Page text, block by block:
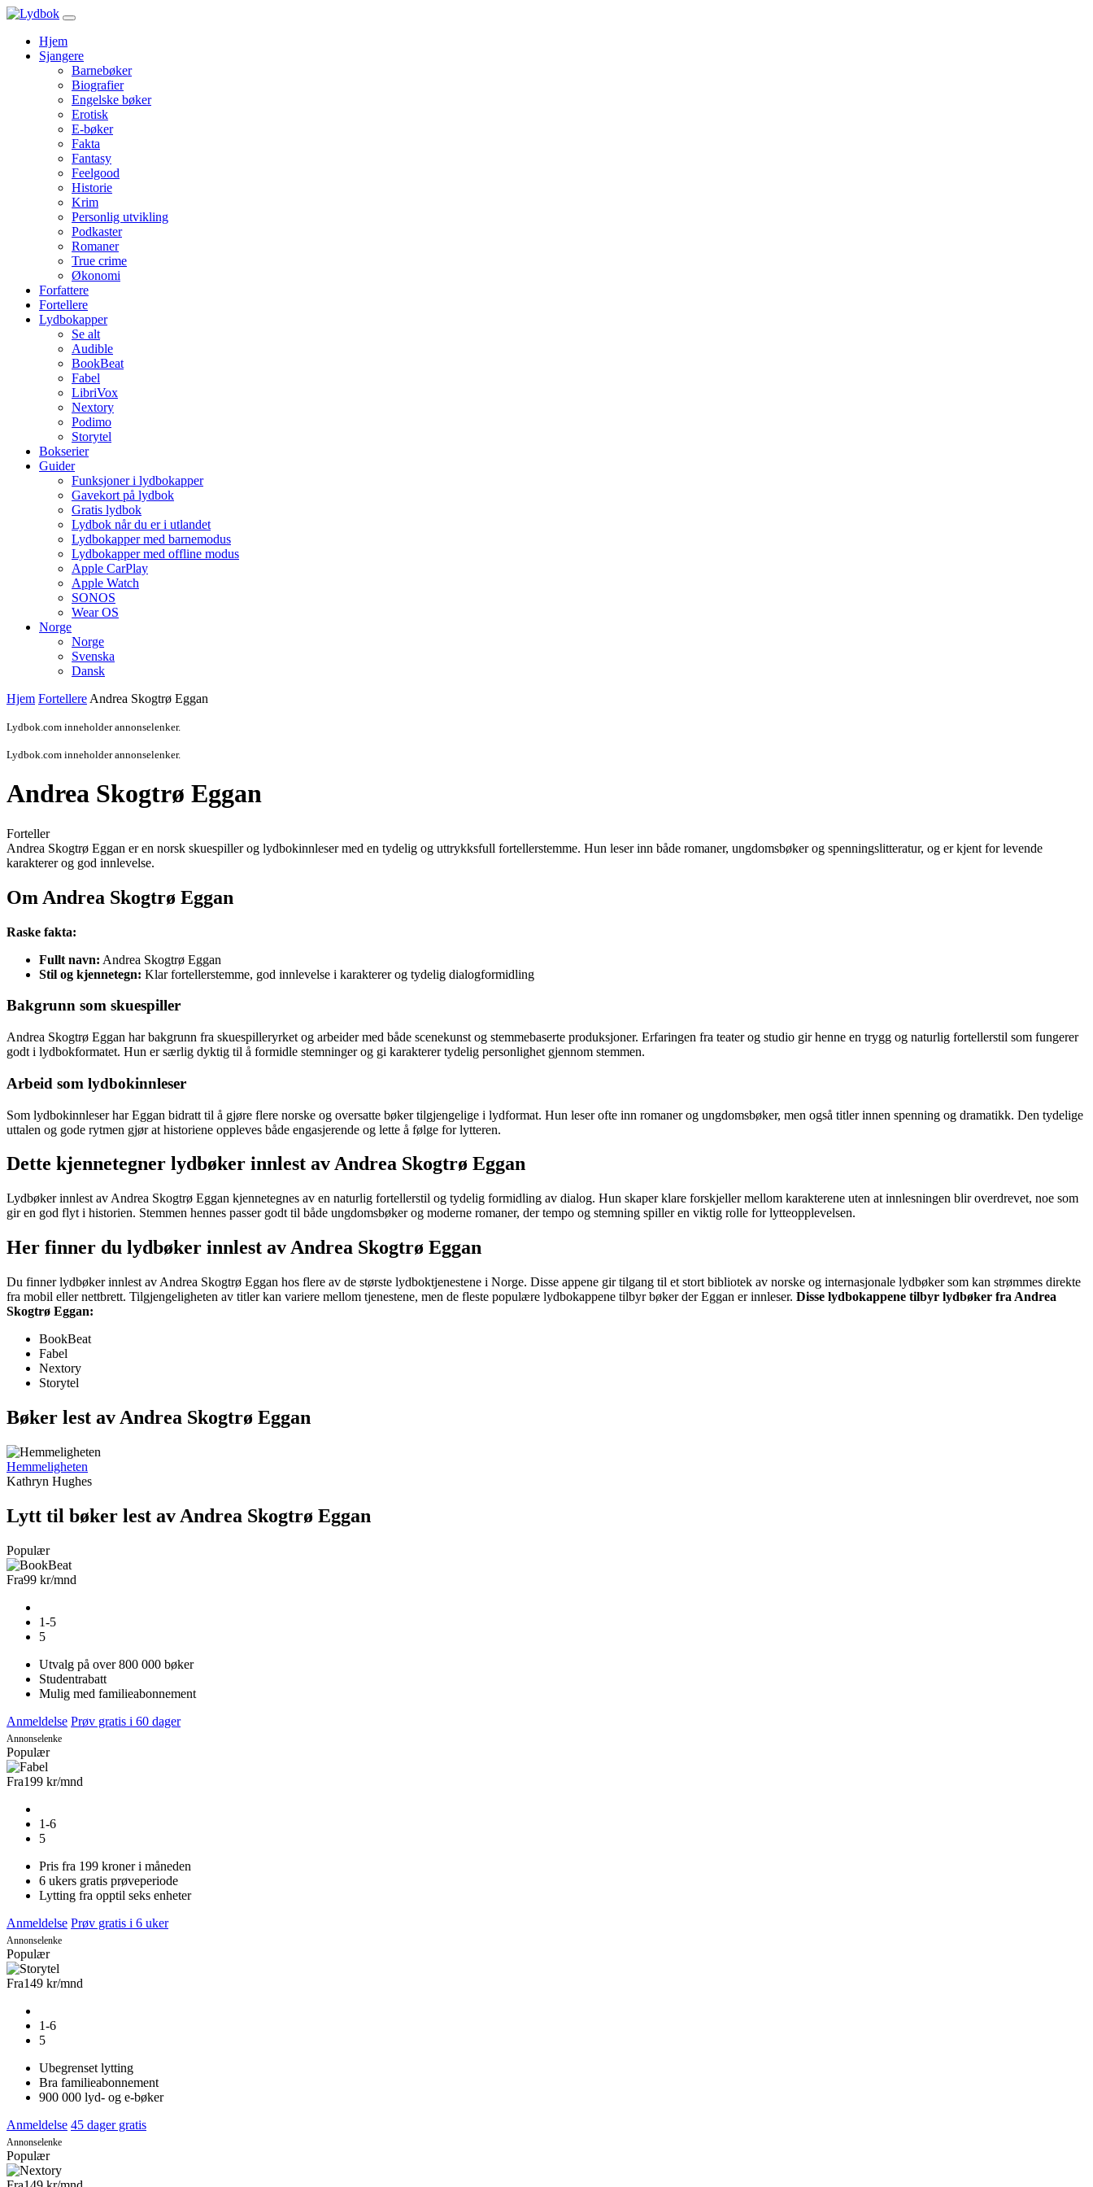
Hjem
Sjangere
Barnebøker
Biografier
Engelske bøker
Erotisk
E-bøker
Fakta
Fantasy
Feelgood
Historie
Krim
Personlig utvikling
Podkaster
Romaner
True crime
Økonomi
Forfattere
Fortellere
Lydbokapper
Se alt
Audible
BookBeat
Fabel
LibriVox
Nextory
Podimo
Storytel
Bokserier
Guider
Funksjoner i lydbokapper
Gavekort på lydbok
Gratis lydbok
Lydbok når du er i utlandet
Lydbokapper med barnemodus
Lydbokapper med offline modus
Apple CarPlay
Apple Watch
SONOS
Wear OS
Norge
Norge
Svenska
Dansk
Hjem Fortellere Andrea Skogtrø Eggan
Lydbok.com inneholder annonselenker.
Lydbok.com inneholder annonselenker.
Andrea Skogtrø Eggan
Forteller
Andrea Skogtrø Eggan er en norsk skuespiller og lydbokinnleser med en tydelig og uttrykksfull fortellerstemme. Hun leser inn både romaner, ungdomsbøker og spenningslitteratur, og er kjent for levende
karakterer og god innlevelse.
Om Andrea Skogtrø Eggan
Raske fakta:
Fullt navn: Andrea Skogtrø Eggan
Stil og kjennetegn: Klar fortellerstemme, god innlevelse i karakterer og tydelig dialogformidling
Bakgrunn som skuespiller
Andrea Skogtrø Eggan har bakgrunn fra skuespilleryrket og arbeider med både scenekunst og stemmebaserte produksjoner. Erfaringen fra teater og studio gir henne en trygg og naturlig fortellerstil som fungerer
godt i lydbokformatet. Hun er særlig dyktig til å formidle stemninger og gi karakterer tydelig personlighet gjennom stemmen.
Arbeid som lydbokinnleser
Som lydbokinnleser har Eggan bidratt til å gjøre flere norske og oversatte bøker tilgjengelige i lydformat. Hun leser ofte inn romaner og ungdomsbøker, men også titler innen spenning og dramatikk. Den tydelige
uttalen og gode rytmen gjør at historiene oppleves både engasjerende og lette å følge for lytteren.
Dette kjennetegner lydbøker innlest av Andrea Skogtrø Eggan
Lydbøker innlest av Andrea Skogtrø Eggan kjennetegnes av en naturlig fortellerstil og tydelig formidling av dialog. Hun skaper klare forskjeller mellom karakterene uten at innlesningen blir overdrevet, noe som
gir en god flyt i historien. Stemmen hennes passer godt til både ungdomsbøker og moderne romaner, der tempo og stemning spiller en viktig rolle for lytteopplevelsen.
Her finner du lydbøker innlest av Andrea Skogtrø Eggan
Du finner lydbøker innlest av Andrea Skogtrø Eggan hos flere av de største lydboktjenestene i Norge. Disse appene gir tilgang til et stort bibliotek av norske og internasjonale lydbøker som kan strømmes direkte
fra mobil eller nettbrett. Tilgjengeligheten av titler kan variere mellom tjenestene, men de fleste populære lydbokappene tilbyr bøker der Eggan er innleser. Disse lydbokappene tilbyr lydbøker fra Andrea
Skogtrø Eggan:
BookBeat
Fabel
Nextory
Storytel
Bøker lest av Andrea Skogtrø Eggan
Hemmeligheten
Kathryn Hughes
Lytt til bøker lest av Andrea Skogtrø Eggan
Populær
Fra99 kr/mnd
1-5
5
Utvalg på over 800 000 bøker
Studentrabatt
Mulig med familieabonnement
Anmeldelse Prøv gratis i 60 dager
Annonselenke
Populær
Fra199 kr/mnd
1-6
5
Pris fra 199 kroner i måneden
6 ukers gratis prøveperiode
Lytting fra opptil seks enheter
Anmeldelse Prøv gratis i 6 uker
Annonselenke
Populær
Fra149 kr/mnd
1-6
5
Ubegrenset lytting
Bra familieabonnement
900 000 lyd- og e-bøker
Anmeldelse 45 dager gratis
Annonselenke
Populær